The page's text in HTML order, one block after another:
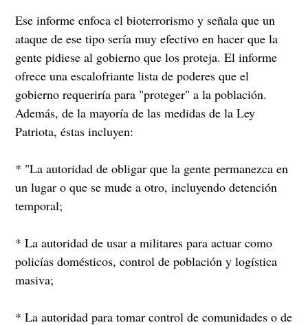
Ese informe enfoca el bioterrorismo y señala que un
ataque de ese tipo sería muy efectivo en hacer que la
gente pidiese al gobierno que los proteja. El informe
ofrece una escalofriante lista de poderes que el
gobierno requeriría para "proteger" a la población.
Además, de la mayoría de las medidas de la Ley
Patriota, éstas incluyen:
* "La autoridad de obligar que la gente permanezca en
un lugar o que se mude a otro, incluyendo detención
temporal;
* La autoridad de usar a militares para actuar como
policías domésticos, control de población y logística
masiva;
* La autoridad para tomar control de comunidades o de